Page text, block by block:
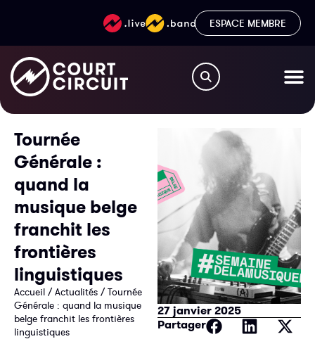
ESPACE MEMBRE
Tournée
Générale :
quand la
musique belge
franchit les
frontières
linguistiques
Accueil /Actualités /Tournée
Générale : quand la musique
belge franchit les frontières
linguistiques
27 janvier 2025
Partager